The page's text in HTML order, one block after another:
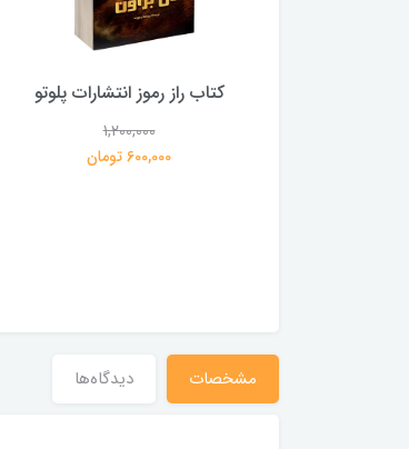
کتاب راز رموز انتشارات پلوتو
1,200,000
600,000 تومان
مشخصات دیدگاه‌ها